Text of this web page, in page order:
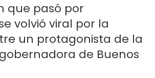
que pasó por
volvió viral por la
un protagonista de la
de Buenos